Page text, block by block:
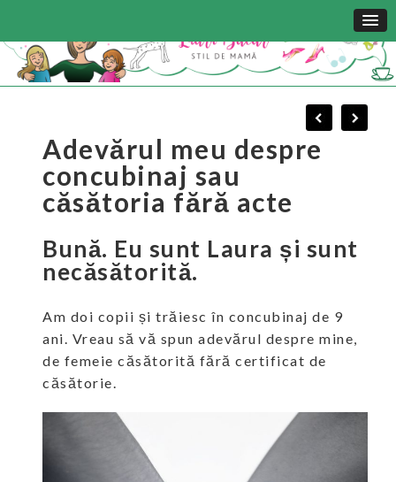
Adevărul meu despre
concubinaj sau
căsătoria fără acte
Bună. Eu sunt Laura și sunt
necăsătorită.
Am doi copii și trăiesc în concubinaj de 9
ani. Vreau să vă spun adevărul despre mine,
de femeie căsătorită fără certificat de
căsătorie.